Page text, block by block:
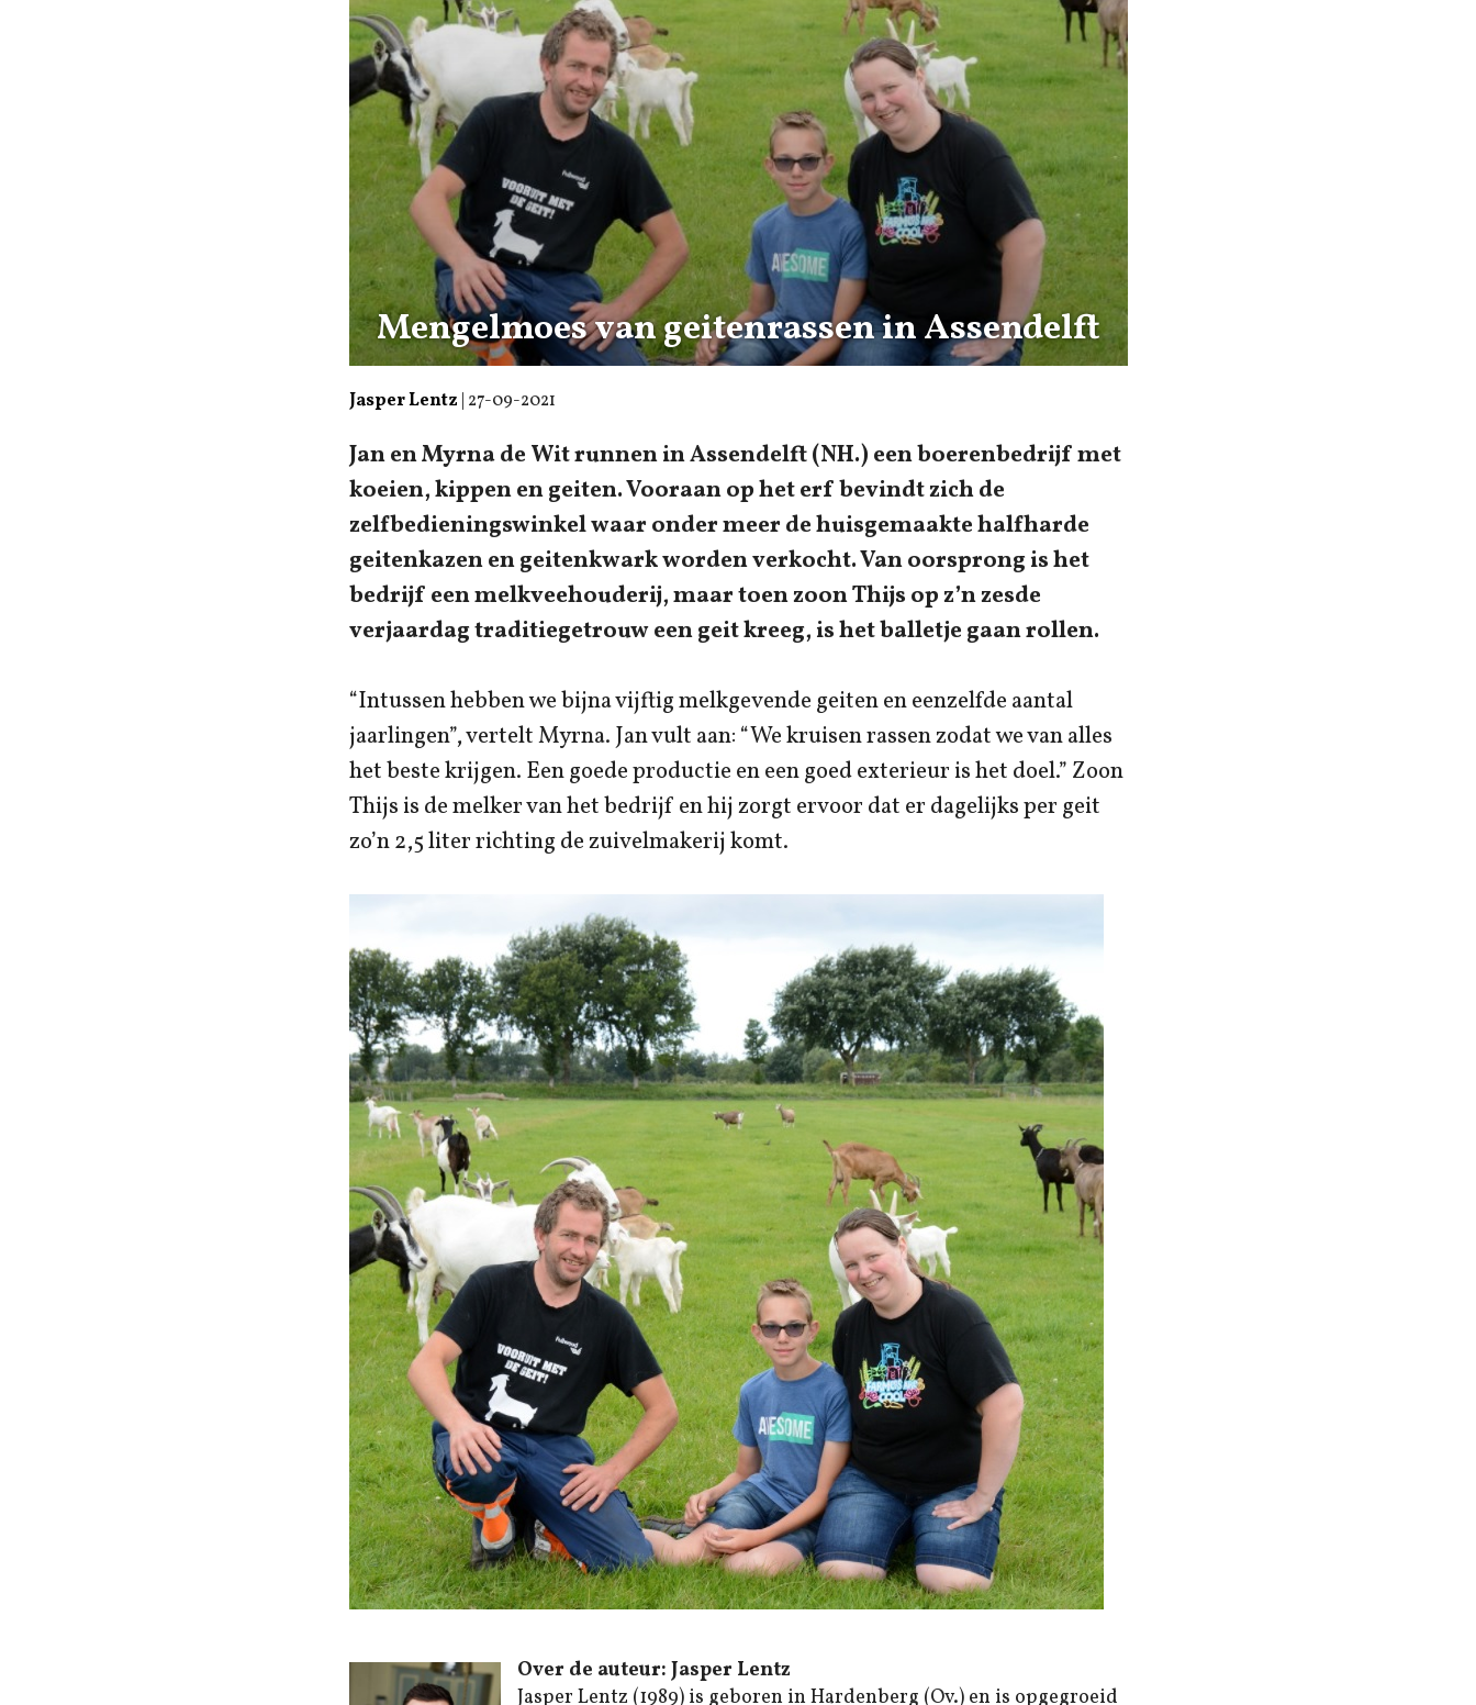
Mengelmoes van geitenrassen in Assendelft
Jasper Lentz 27-09-2021
Jan en Myrna de Wit runnen in Assendelft (NH.) een boerenbedrijf met
koeien, kippen en geiten. Vooraan op het erf bevindt zich de
zelfbedieningswinkel waar onder meer de huisgemaakte halfharde
geitenkazen en geitenkwark worden verkocht. Van oorsprong is het
bedrijf een melkveehouderij, maar toen zoon Thijs op z’n zesde
verjaardag traditiegetrouw een geit kreeg, is het balletje gaan rollen.
“Intussen hebben we bijna vijftig melkgevende geiten en eenzelfde aantal
jaarlingen”, vertelt Myrna. Jan vult aan: “We kruisen rassen zodat we van alles
het beste krijgen. Een goede productie en een goed exterieur is het doel.” Zoon
Thijs is de melker van het bedrijf en hij zorgt ervoor dat er dagelijks per geit
zo’n 2,5 liter richting de zuivelmakerij komt.
Over de auteur: Jasper Lentz
Jasper Lentz (1989) is geboren in Hardenberg (Ov.) en is opgegroeid